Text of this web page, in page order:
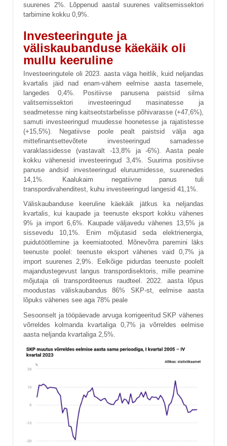
suurenes 2%. Lõppenud aastal suurenes valitsemissektori
tarbimine kokku 0,9%.
Investeeringute ja
väliskaubanduse käekäik oli
mullu keeruline
Investeeringutele oli 2023. aasta väga heitlik, kuid neljandas
kvartalis jäid nad enam-vähem eelmise aasta tasemele,
langedes 0,4%. Positiivse panusena paistsid silma
valitsemissektori investeeringud masinatesse ja
seadmetesse ning kaitseotstarbelisse põhivarasse (+47,6%),
samuti investeeringud muudesse hoonetesse ja rajatistesse
(+15,5%). Negatiivse poole pealt paistsid välja aga
mittefinantsettevõtete investeeringud samadesse
varaklassidesse (vastavalt -13,8% ja -6%). Aasta peale
kokku vähenesid investeeringud 3,4%. Suurima positiivse
panuse andsid investeeringud eluruumidesse, suurenedes
14,1%. Kaalukaim negatiivne panus tuli
transpordivahenditest, kuhu investeeringud langesid 41,1%.
Väliskaubanduse keeruline käekäik jätkus ka neljandas
kvartalis, kui kaupade ja teenuste eksport kokku vähenes
9% ja import 6,6%. Kaupade väljavedu vähenes 13,5% ja
sissevedu 10,1%. Enim mõjutasid seda elektrienergia,
puidutöötlemine ja keemiatooted. Mõnevõrra paremini läks
teenuste poolel: teenuste eksport vähenes vaid 0,7% ja
import suurenes 2,9%. Eelkõige pidurdas teenuste poolelt
majandustegevust langus transpordisektoris, mille peamine
mõjutaja oli transporditeenus raudteel. 2022. aasta lõpus
moodustas väliskaubandus 86% SKP-st, eelmise aasta
lõpuks vähenes see aga 78% peale
Sesoonselt ja tööpäevade arvuga korrigeeritud SKP vähenes
võrreldes kolmanda kvartaliga 0,7% ja võrreldes eelmise
aasta neljanda kvartaliga 2,5%.